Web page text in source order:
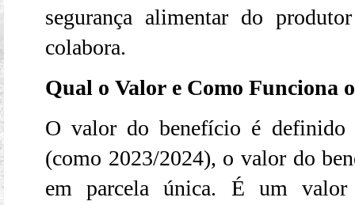
segurança alimentar do
colabora.
Qual o Valor e Como Funciona
O valor do benefício é definido
(como 2023/2024), o valor do
em parcela única. É um valor